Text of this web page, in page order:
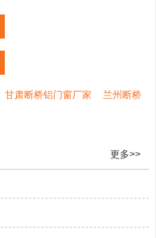
甘肃断桥铝门窗厂家
兰州断桥
更多>>